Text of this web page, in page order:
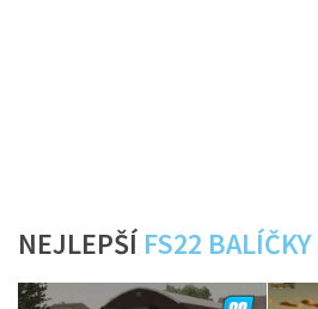
NEJLEPŠÍ FS22 BALÍČKY